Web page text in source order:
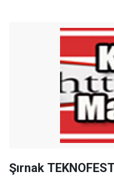
Şırnak